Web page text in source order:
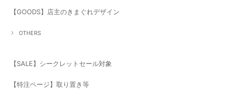
【GOODS】店主のきまぐれデザイン
OTHERS
【SALE】シークレットセール対象
【特注ページ】取り置き等